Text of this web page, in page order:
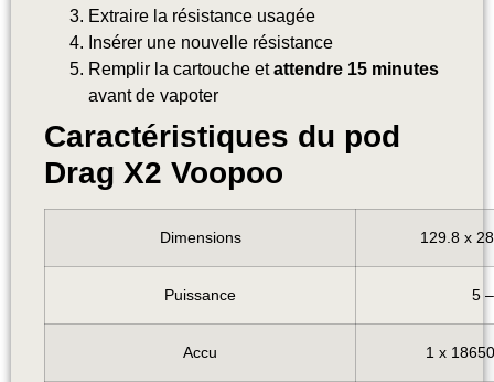
Extraire la résistance usagée
Insérer une nouvelle résistance
Remplir la cartouche etattendre 15 minutes
avant de vapoter
Caractéristiques du pod
Drag X2 Voopoo
Dimensions 129.8 x
Puissance 5
Accu 1 x